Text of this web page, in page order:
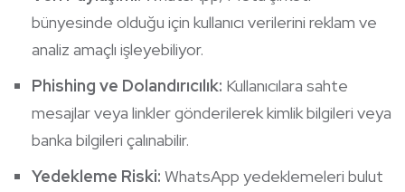
bünyesinde olduğu için kullanıcı verilerini reklam ve
analiz amaçlı işleyebiliyor.
Phishing ve Dolandırıcılık: Kullanıcılara sahte
mesajlar veya linkler gönderilerek kimlik bilgileri veya
banka bilgileri çalınabilir.
Yedekleme Riski: WhatsApp yedeklemeleri bulut